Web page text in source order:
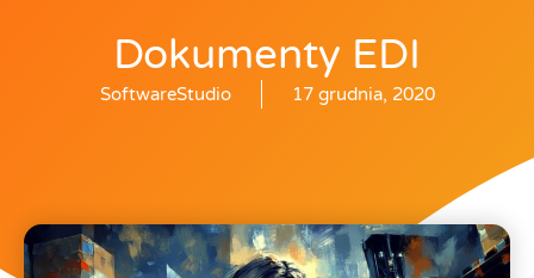
Dokumenty EDI
SoftwareStudio 17 grudnia, 2020